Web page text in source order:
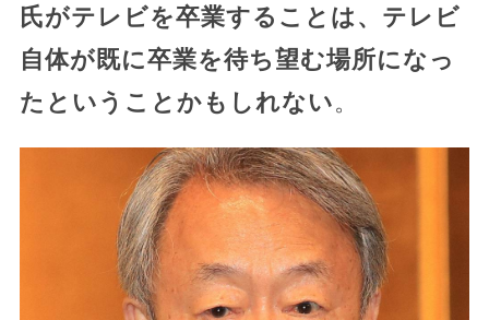
氏がテレビを卒業することは、テレビ
自体が既に卒業を待ち望む場所になっ
たということかもしれない。